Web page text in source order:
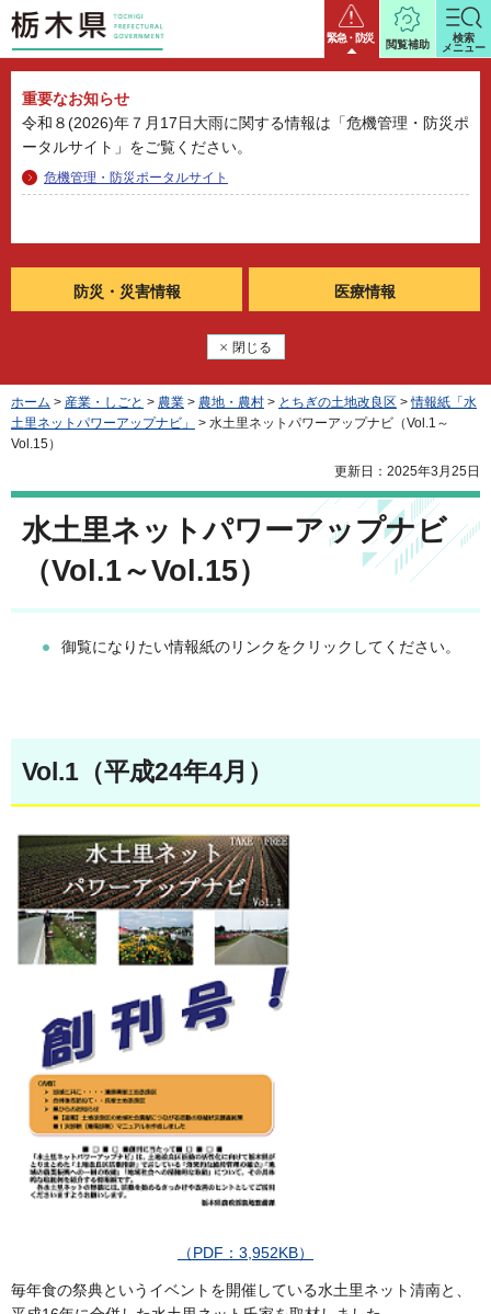
栃木県 緊急・防災
重要なお知らせ
令和８(2026)年７月17日大雨に関する情報は「危機管理・防災ポ
ータルサイト」をご覧ください。
危機管理・防災ポータルサイト
防災・ 災害情報 医療情報
閉じる
閲覧補助
検索
メニュー
ホーム > 産業・しごと > 農業 > 農地・農村 > とちぎの土地改良区 >情報紙「水
土里ネットパワーアップナビ」
> 水土里ネットパワーアップナビ（Vol.1～
Vol.15）
更新日：2025年3月25日
水土里ネットパワーアップナビ
（Vol.1～Vol.15）
御覧になりたい情報紙のリンクをクリックしてください。
Vol.1（平成24年4月）
（PDF：3,952KB）
毎年食の祭典というイベントを開催している水土里ネット清南と、